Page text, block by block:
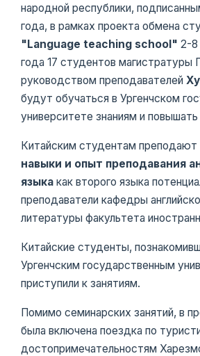
народной республики,
года, в рамках проекта обмена
"Language teaching school" 2-8
года 17 студентов магистратуры
руководством преподавателей
будут обучаться в Ургенчском
университете знаниям и
Китайским студентам преподают
навыки и опыт преподавания
языка как второго языка
преподаватели кафедры
литературы факультета
Китайские студенты,
Ургенчским государственным
приступили к занятиям.
Помимо семинарских занятий, в
была включена поездка по
достопримечательностям